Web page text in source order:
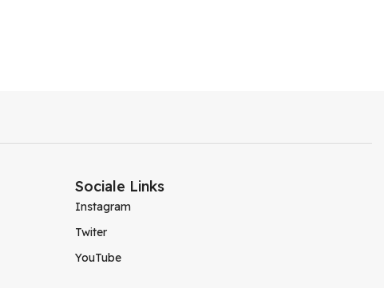
Sociale Links
Instagram
Twiter
YouTube